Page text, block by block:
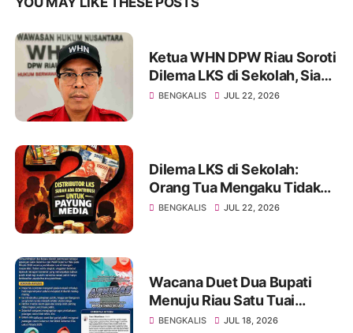
Ketua WHN DPW Riau Soroti
Dilema LKS di Sekolah, Siap
Tindak Lanjuti hingga
BENGKALIS JUL 22, 2026
Dilema LKS di Sekolah:
Orang Tua Mengaku Tidak
Diwajibkan, Namun Merasa
BENGKALIS JUL 22, 2026
Wacana Duet Dua Bupati
Menuju Riau Satu Tuai
Sorotan, Netizen Ingatkan
BENGKALIS JUL 18, 2026